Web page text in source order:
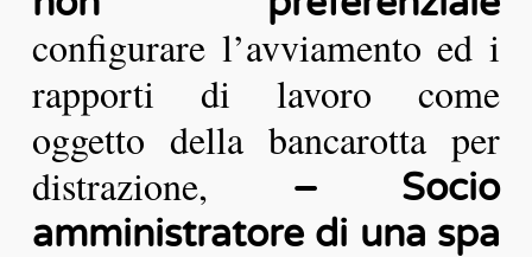
configurare l’avviamento ed i
rapporti di lavoro come
oggetto della bancarotta per
distrazione,
– Socio
amministratore di una spa